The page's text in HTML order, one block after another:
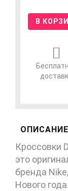
В
ОПИСАНИЕ
Кроссовки
это
бренда
Нового